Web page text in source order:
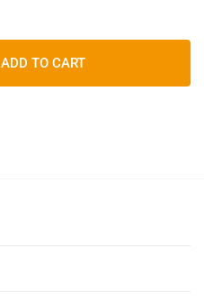
ADD TO CART